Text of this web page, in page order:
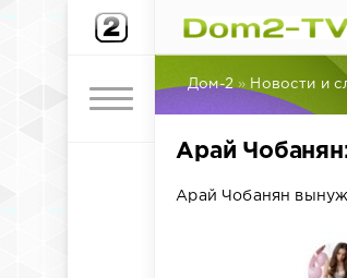
Дом-2 » Новости и
Арай
Арай Чобанян